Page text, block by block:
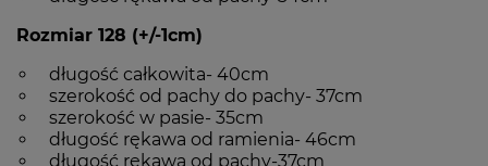
Rozmiar 128 (+/-1cm)
długość całkowita- 40cm
szerokość od pachy do pachy- 37cm
szerokość w pasie- 35cm
długość rękawa od ramienia- 46cm
długość rękawa od pachy-37cm